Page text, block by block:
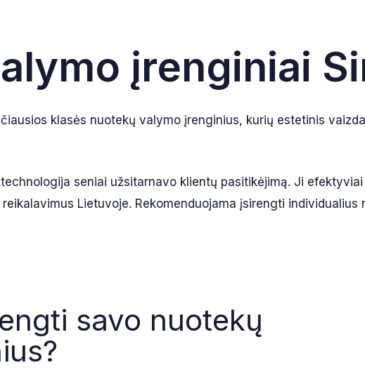
įrenginiai
klasės nuotekų valymo įrenginius, kurių estetinis
seniai užsitarnavo klientų pasitikėjimą. Ji
Lietuvoje. Rekomenduojama įsirengti
savo nuotekų